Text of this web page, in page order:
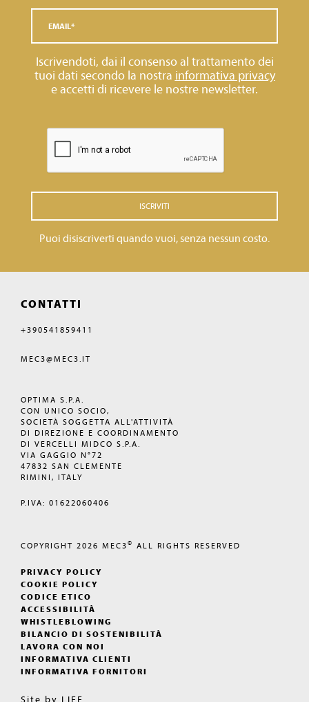
Iscrivendoti, dai il consenso al trattamento dei
tuoi dati secondo la nostra informativa privacy
e accetti di ricevere le nostre newsletter.
ISCRIVITI
Puoi disiscriverti quando vuoi, senza nessun costo.
CONTATTI
+390541859411
MEC3@MEC3.IT
OPTIMA S.P.A.
CON UNICO SOCIO,
SOCIETÀ SOGGETTA ALL'ATTIVITÀ
DI DIREZIONE E COORDINAMENTO
DI VERCELLI MIDCO S.P.A.
VIA GAGGIO N°72
47832 SAN CLEMENTE
RIMINI, ITALY
P.IVA: 01622060406
COPYRIGHT 2026 MEC3© ALL RIGHTS RESERVED
PRIVACY POLICY
COOKIE POLICY
CODICE ETICO
ACCESSIBILITÀ
WHISTLEBLOWING
BILANCIO DI SOSTENIBILITÀ
LAVORA CON NOI
INFORMATIVA CLIENTI
INFORMATIVA FORNITORI
Site by LIFE